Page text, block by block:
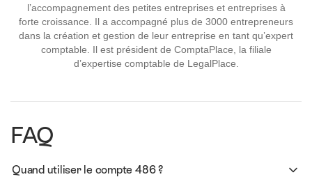
l’accompagnement des petites entreprises et entreprises à
forte croissance. Il a accompagné plus de 3000 entrepreneurs
dans la création et gestion de leur entreprise en tant qu’expert
comptable. Il est président de ComptaPlace, la filiale
d’expertise comptable de LegalPlace.
FAQ
Quand utiliser le compte 486 ?